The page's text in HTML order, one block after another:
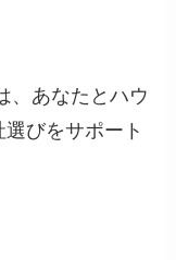
、あなたとハウ
びをサポート